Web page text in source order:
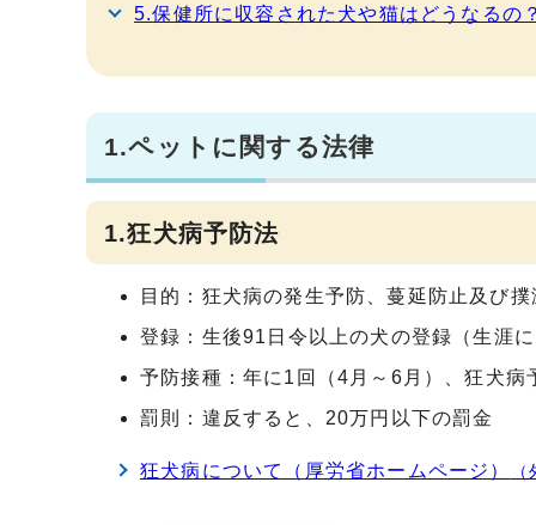
5.保健所に収容された犬や猫はどうなるの
1.ペットに関する法律
1.狂犬病予防法
目的：狂犬病の発生予防、蔓延防止及び撲
登録：生後91日令以上の犬の登録（生涯
予防接種：年に1回（4月～6月）、狂犬
罰則：違反すると、20万円以下の罰金
狂犬病について（厚労省ホームページ）